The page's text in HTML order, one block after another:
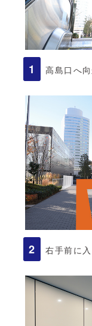
高島口へ
右手前に